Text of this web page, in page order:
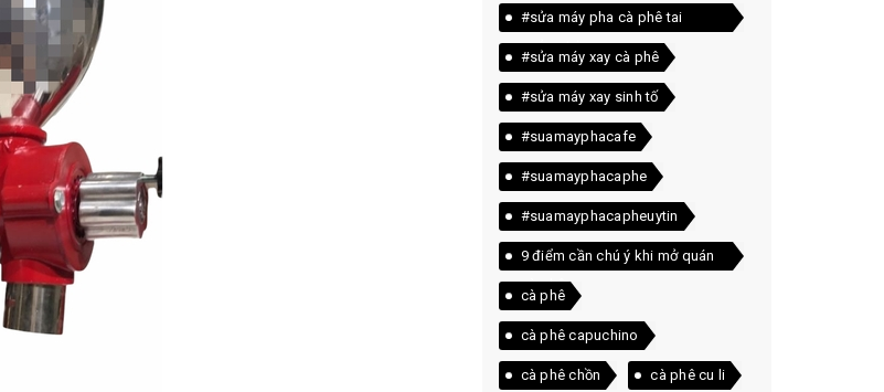
#sửa máy pha cà phê tai
quảng trị
#sửa máy xay cà phê
#sửa máy xay sinh tố
#suamayphacafe
#suamayphacaphe
#suamayphacapheuytin
9 điểm cần chú ý khi mở quán
cà phê
cà phê
cà phê capuchino
cà phê chồn cà phê cu li